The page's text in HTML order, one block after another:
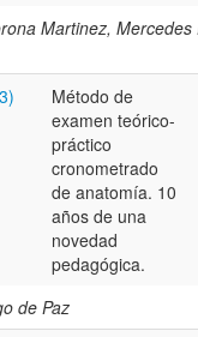
Martinez, Mercedes
Método de
examen teórico-
práctico
cronometrado
de anatomía. 10
años de una
novedad
pedagógica.
de Paz